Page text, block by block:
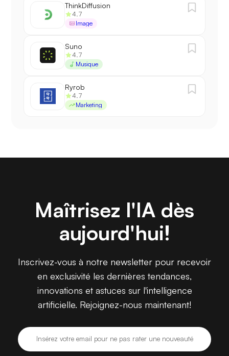
ThinkDiffusion
4.7
Image
Suno
4.7
Musique
Ryrob
4.7
Marketing
Maîtrisez l'IA dès
aujourd'hui!
Inscrivez-vous à notre newsletter pour recevoir
en exclusivité les dernières tendances,
innovations et astuces sur l'intelligence
artificielle. Rejoignez-nous maintenant!